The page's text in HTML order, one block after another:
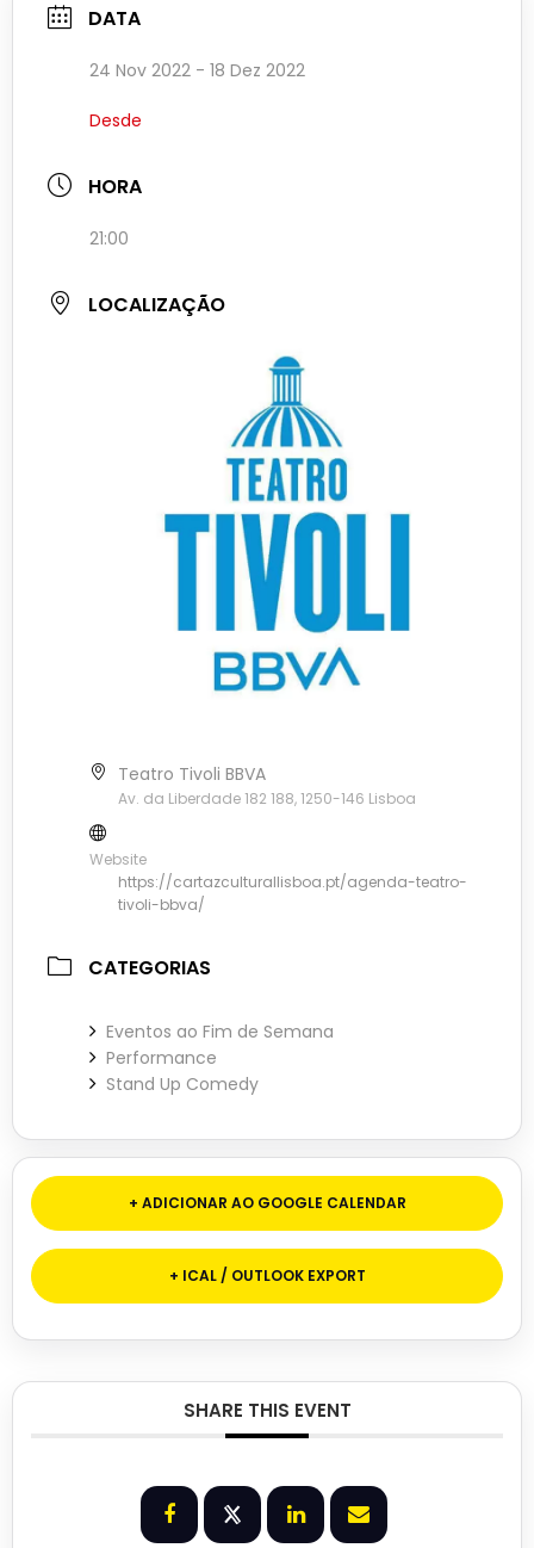
DATA
24 Nov 2022 - 18 Dez 2022
Desde
HORA
21:00
LOCALIZAÇÃO
Teatro Tivoli BBVA
Av. da Liberdade 182 188, 1250-146 Lisboa
Website
https://cartazculturallisboa.pt/agenda-teatro-
tivoli-bbva/
CATEGORIAS
Eventos ao Fim de Semana
Performance
Stand Up Comedy
+ ADICIONAR AO GOOGLE CALENDAR
+ ICAL / OUTLOOK EXPORT
SHARE THIS EVENT